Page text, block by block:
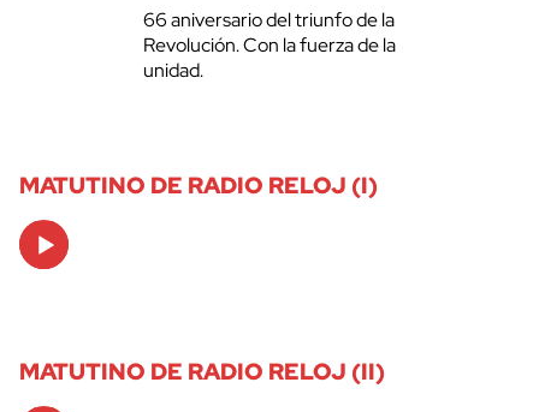
66 aniversario del triunfo de la
Revolución. Con la fuerza de la
unidad.
MATUTINO DE RADIO RELOJ (I)
Audio
Player
MATUTINO DE RADIO RELOJ (II)